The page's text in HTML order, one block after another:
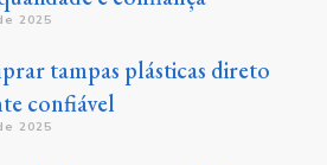
2025
tampas plásticas direto
confiável
2025